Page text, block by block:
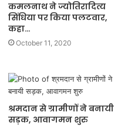
कमलनाथ ने ज्योतिरादित्य
सिंधिया पर किया पलटवार,
कहा…
October 11, 2020
श्रमदान से ग्रामीणों ने बनायी
सड़क, आवागमन शुरु